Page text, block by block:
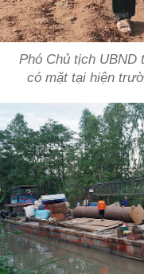
Phó Chủ tịch UBND
có mặt tại hiện